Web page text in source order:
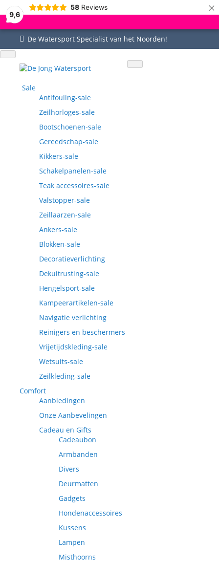
9,6
58 Reviews ×
De Watersport Specialist van het Noorden!
Uitstekende service
Sale
Antifouling-sale
Zeilhorloges-sale
Bootschoenen-sale
Gereedschap-sale
Kikkers-sale
Schakelpanelen-sale
Teak accessoires-sale
Valstopper-sale
Zeillaarzen-sale
Ankers-sale
Blokken-sale
Decoratieverlichting
Dekuitrusting-sale
Hengelsport-sale
Kampeerartikelen-sale
Navigatie verlichting
Reinigers en beschermers
Vrijetijdskleding-sale
Wetsuits-sale
Zeilkleding-sale
Comfort
Aanbiedingen
Onze Aanbevelingen
Cadeau en Gifts
Cadeaubon
Armbanden
Divers
Deurmatten
Gadgets
Hondenaccessoires
Kussens
Lampen
Misthoorns